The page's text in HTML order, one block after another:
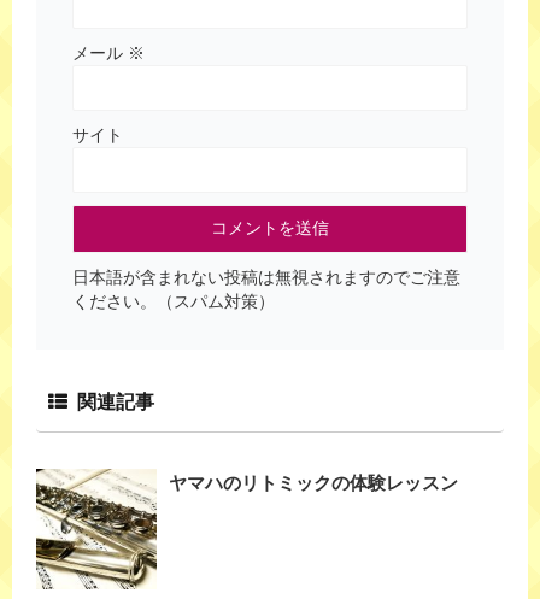
メール ※
サイト
日本語が含まれない投稿は無視されますのでご注意
ください。（スパム対策）
関連記事
ヤマハのリトミックの体験レッスン